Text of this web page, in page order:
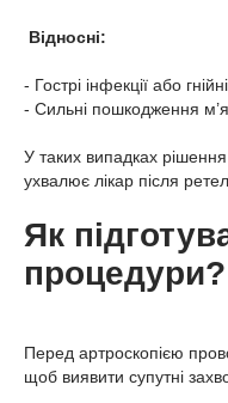
Відносні:
- Гострі інфекції або
- Сильні пошкодження
У таких випадках
ухвалює лікар після
Як
процедури?
Перед артроскопією
щоб виявити супутні